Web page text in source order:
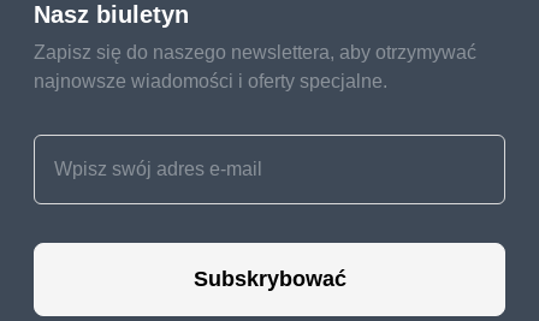
Nasz biuletyn
Zapisz się do naszego newslettera, aby otrzymywać
najnowsze wiadomości i oferty specjalne.
Subskrybować